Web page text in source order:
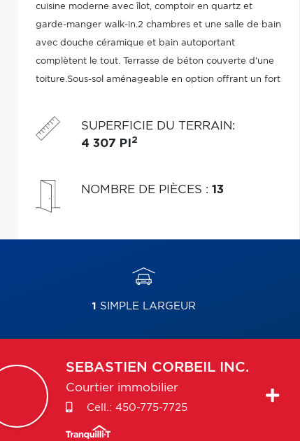
cuisine moderne avec îlot, comptoir en quartz et
garde-manger walk-in.2 chambres et une salle de bain
avec douche céramique et bain autoportant
complètent le tout. Terrasse de béton couverte d'une
toiture.Sous-sol aménageable en option offrant un fort
environnement des plus prisés!
SUPERFICIE DU TERRAIN:
4 307 PI 2
NOMBRE DE PIÈCES : 13
1 SIMPLE LARGEUR
SEBASTIEN CORBEIL INC.
Courtier immobilier
Cell.: 450-775-7725